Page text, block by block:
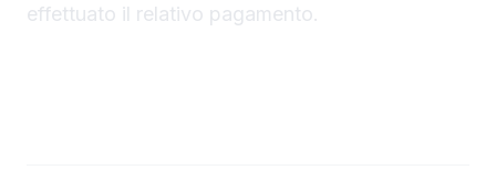
effettuato il relativo pagamento.